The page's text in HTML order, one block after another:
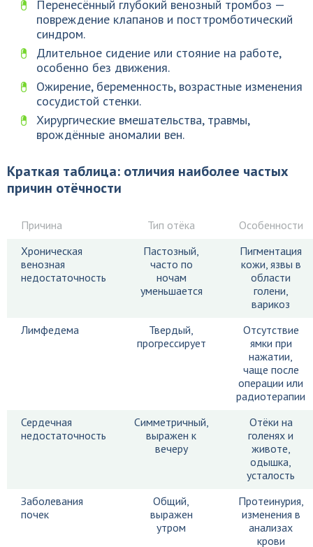
Перенесённый глубокий венозный тромбоз —
повреждение клапанов и посттромботический
синдром.
Длительное сидение или стояние на работе,
особенно без движения.
Ожирение, беременность, возрастные изменения
сосудистой стенки.
Хирургические вмешательства, травмы,
врождённые аномалии вен.
Краткая таблица: отличия наиболее частых
причин отёчности
Причина Тип отёка
Особенности
Хроническая
венозная
недостаточность
Пастозный,
часто по
ночам
уменьшается
Пигментация
кожи, язвы в
области
голени,
варикоз
Лимфедема
Твердый,
прогрессирует
Отсутствие
ямки при
нажатии,
чаще после
операции или
радиотерапии
Сердечная
недостаточность
Симметричный,
выражен к
вечеру
Отёки на
голенях и
животе,
одышка,
усталость
Заболевания
почек
Общий,
выражен
утром
Протеинурия,
изменения в
анализах
крови